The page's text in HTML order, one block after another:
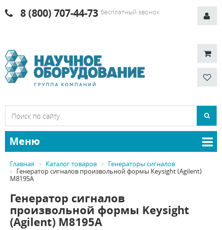
8 (800) 707-44-73 бесплатный звонок
Меню
Главная Каталог товаров
Генераторы сигналов
Генератор сигналов произвольной формы Keysight (Agilent)
M8195A
Генератор сигналов
произвольной формы Keysight
(Agilent) M8195A